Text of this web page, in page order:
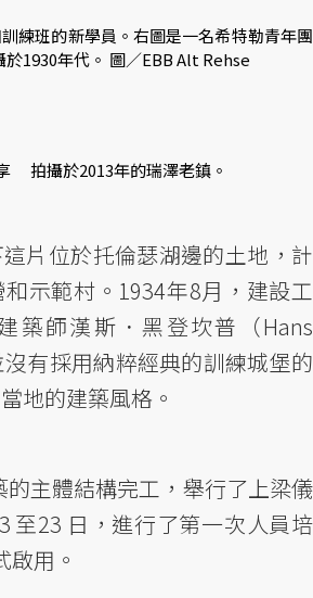
練班的新學員。右圖是一名希特勒青年團
1930年代。 圖／EBB Alt Rehse
拍攝於2013年的瑞澤老鎮。
片位於托倫瑟湖邊的土地，計
示範村。1934年8月，建設工
築師漢斯．黑登坎普（Hans
有採用納粹經典的訓練城堡的
地的建築風格。
的主體結構完工，舉行了上梁儀
至23 日，進行了第一次人員培
啟用。